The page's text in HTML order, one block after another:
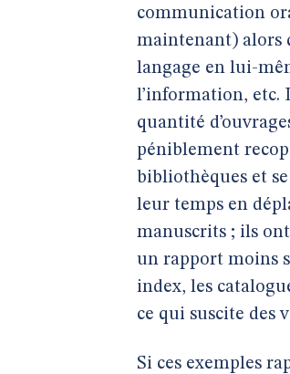
communication
maintenant) alors
langage en lui-
l’information, etc.
quantité
péniblement
bibliothèques et
leur temps en
manuscrits ; ils
un rapport moins
index, les
ce qui suscite des
Si ces exemples